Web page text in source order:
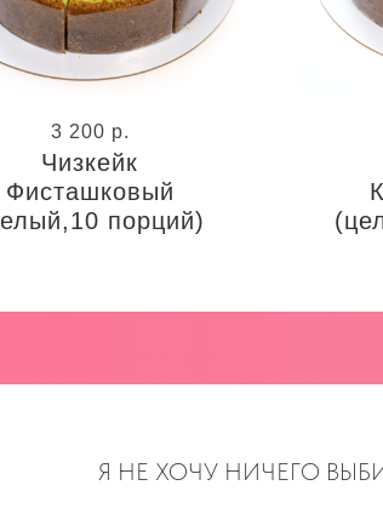
3 200 р.
Чизкейк
Фисташковый
порций)
Я НЕ ХОЧУ НИЧЕГО